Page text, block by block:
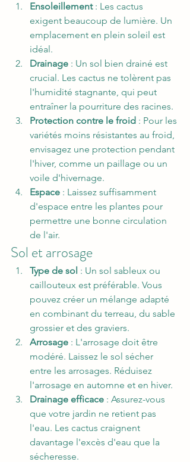
Ensoleillement : Les cactus
exigent beaucoup de lumière. Un
emplacement en plein soleil est
idéal.
Drainage : Un sol bien drainé est
crucial. Les cactus ne tolèrent pas
l'humidité stagnante, qui peut
entraîner la pourriture des racines.
Protection contre le froid : Pour les
variétés moins résistantes au froid,
envisagez une protection pendant
l'hiver, comme un paillage ou un
voile d'hivernage.
Espace : Laissez suffisamment
d'espace entre les plantes pour
permettre une bonne circulation
de l'air.
Sol et arrosage
Type de sol : Un sol sableux ou
caillouteux est préférable. Vous
pouvez créer un mélange adapté
en combinant du terreau, du sable
grossier et des graviers.
Arrosage : L'arrosage doit être
modéré. Laissez le sol sécher
entre les arrosages. Réduisez
l'arrosage en automne et en hiver.
Drainage efficace : Assurez-vous
que votre jardin ne retient pas
l'eau. Les cactus craignent
davantage l'excès d'eau que la
sécheresse.